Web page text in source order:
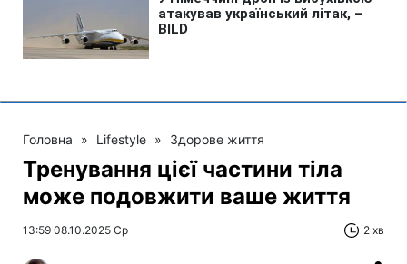
Головна » Lifestyle » Здорове життя
Тренування цієї частини тіла
може подовжити ваше життя
13:59 08.10.2025 Ср 2 хв